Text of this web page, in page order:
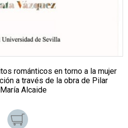
románticos en torno a la mujer
a través de la obra de Pilar
Alcaide